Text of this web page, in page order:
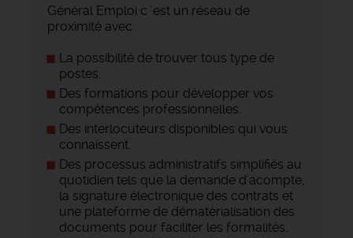
Général Emploi c 'est un réseau de
proximité avec :
La possibilité de trouver tous type de
postes.
Des formations pour développer vos
compétences professionnelles.
Des interlocuteurs disponibles qui vous
connaissent.
Des processus administratifs simplifiés au
quotidien tels que la demande d'acompte,
la signature électronique des contrats et
une plateforme de dématérialisation des
documents pour faciliter les formalités.